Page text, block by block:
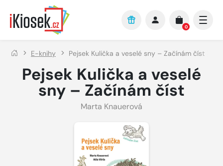
Přejít na hlavní obsah
0
E-knihy Pejsek Kulička a veselé sny – Začínám číst
Pejsek Kulička a veselé
sny – Začínám číst
Marta Knauerová